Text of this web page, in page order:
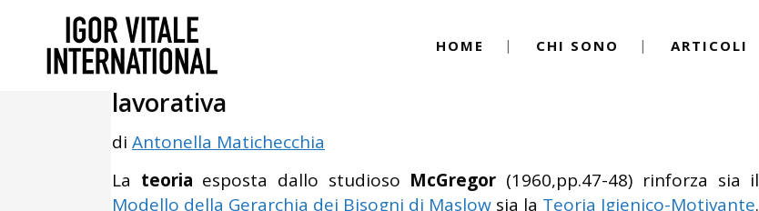
HOME CHI SONO ARTICOLI
Dicembre 17, 2013 Psicologia del Lavoro Igor Vitale
Teoria X e Teoria Y di McGregor e soddisfazione
lavorativa
di Antonella Matichecchia
La teoria esposta dallo studioso McGregor (1960,pp.47-48) rinforza sia il
Modello della Gerarchia dei Bisogni di Maslow sia la Teoria Igienico-Motivante.